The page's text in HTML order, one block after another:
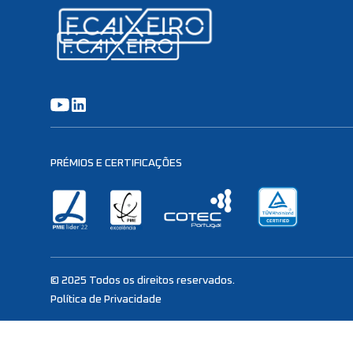
PRÉMIOS E CERTIFICAÇÕES
© 2025 Todos os direitos reservados.
Política de Privacidade